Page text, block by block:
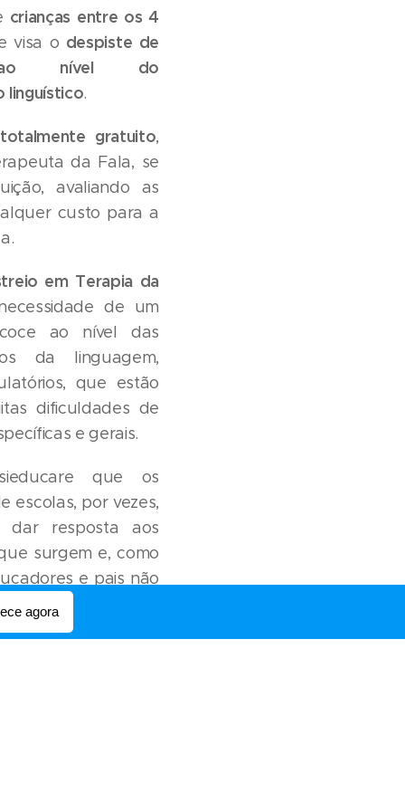
crianças entre os 4
visa o despiste de
ao nível do
linguístico.
totalmente gratuito,
da Fala, se
avaliando as
custo para a
em Terapia da
de um
ao nível das
da linguagem,
que estão
dificuldades de
e gerais.
que os
escolas, por vezes,
dar resposta aos
surgem e, como
e pais não
determinadas
a colmatar
agora